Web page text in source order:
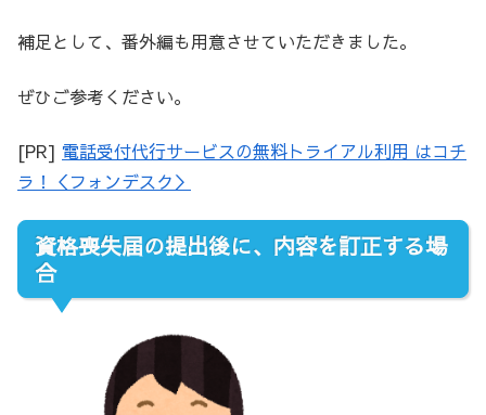
補足として、番外編も用意させていただきました。
ぜひご参考ください。
[PR] 電話受付代行サービスの無料トライアル利用 はコチ
ラ！＜フォンデスク＞
資格喪失届の提出後に、内容を訂正する場
合